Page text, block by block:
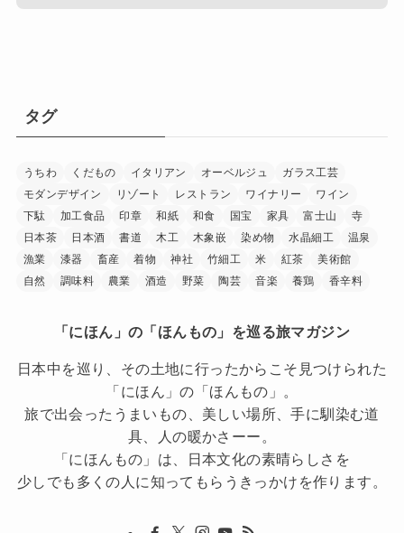
タグ
うちわ くだもの イタリアン オーベルジュ
ガラス工芸
モダンデザイン
リゾート レストラン ワイナリー
ワイン
下駄
加工食品 印章 和紙 和食 国宝 家具 富士山
寺
日本茶
日本酒 書道 木工 木象嵌 染め物 水晶細工
温泉
漁業
漆器 畜産 着物 神社 竹細工 米 紅茶
美術館
自然
調味料 農業 酒造 野菜 陶芸 音楽 養鶏 香辛料
「にほん」の「ほんもの」を巡る旅マガジン
日本中を巡り、その土地に行ったからこそ見つけられた
「にほん」の「ほんもの」。
旅で出会ったうまいもの、美しい場所、手に馴染む道
具、人の暖かさーー。
「にほんもの」は、日本文化の素晴らしさを
少しでも多くの人に知ってもらうきっかけを作ります。